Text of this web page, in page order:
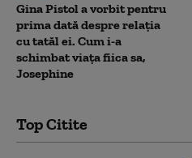
Gina Pistol a vorbit pentru
prima dată despre relația
cu tatăl ei. Cum i-a
schimbat viața fiica sa,
Josephine
Top Citite